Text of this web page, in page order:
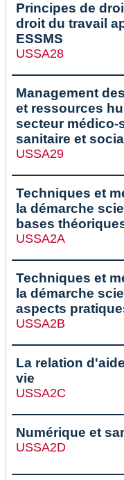
Principes de
droit du travail
ESSMS
USSA28
Management
et ressources
secteur médico-
sanitaire et social
USSA29
Techniques et
la démarche
bases
USSA2A
Techniques et
la démarche
aspects
USSA2B
La relation
vie
USSA2C
Numérique et
USSA2D